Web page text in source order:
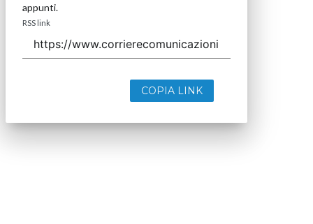
appunti.
RSS link
COPIA LINK